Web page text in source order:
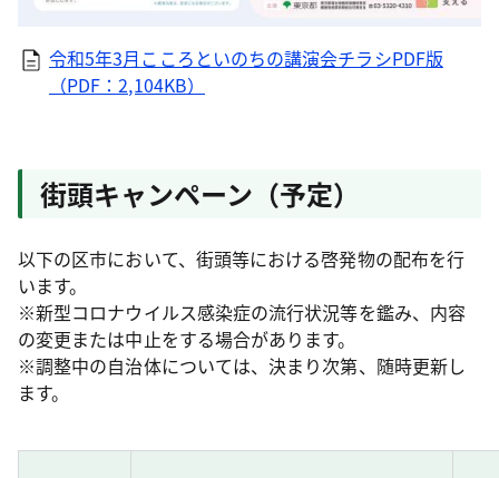
令和5年3月こころといのちの講演会チラシPDF版
（PDF：2,104KB）
街頭キャンペーン（予定）
以下の区市において、街頭等における啓発物の配布を行
います。
※新型コロナウイルス感染症の流行状況等を鑑み、内容
の変更または中止をする場合があります。
※調整中の自治体については、決まり次第、随時更新し
ます。